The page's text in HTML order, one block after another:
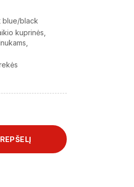
blue/black
kuprinės